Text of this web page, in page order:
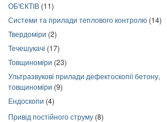
ОБ'ЄКТІВ (11)
Системи та прилади теплового контролю (14)
Твердоміри (2)
Течешукачі (17)
Товщиноміри (23)
Ультразвукові прилади дефектоскопії бетону,
товщиноміри (9)
Ендоскопи (4)
Привід постійного струму (8)